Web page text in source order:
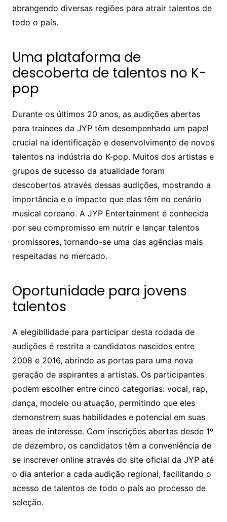
abrangendo diversas regiões para atrair talentos de
todo o país.
Uma plataforma de
descoberta de talentos no K-
pop
Durante os últimos 20 anos, as audições abertas
para trainees da JYP têm desempenhado um papel
crucial na identificação e desenvolvimento de novos
talentos na indústria do K-pop. Muitos dos artistas e
grupos de sucesso da atualidade foram
descobertos através dessas audições, mostrando a
importância e o impacto que elas têm no cenário
musical coreano. A JYP Entertainment é conhecida
por seu compromisso em nutrir e lançar talentos
promissores, tornando-se uma das agências mais
respeitadas no mercado.
Oportunidade para jovens
talentos
A elegibilidade para participar desta rodada de
audições é restrita a candidatos nascidos entre
2008 e 2016, abrindo as portas para uma nova
geração de aspirantes a artistas. Os participantes
podem escolher entre cinco categorias: vocal, rap,
dança, modelo ou atuação, permitindo que eles
demonstrem suas habilidades e potencial em suas
áreas de interesse. Com inscrições abertas desde 1º
de dezembro, os candidatos têm a conveniência de
se inscrever online através do site oficial da JYP até
o dia anterior a cada audição regional, facilitando o
acesso de talentos de todo o país ao processo de
seleção.